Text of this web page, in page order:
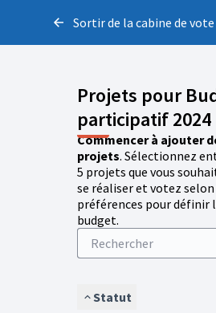
Sortir de la cabine de vote
Projets pour
participatif 2024
Commencer à ajouter
projets. Sélectionnez
5 projets que vous
se réaliser et votez selon
préférences pour définir
budget.
Statut